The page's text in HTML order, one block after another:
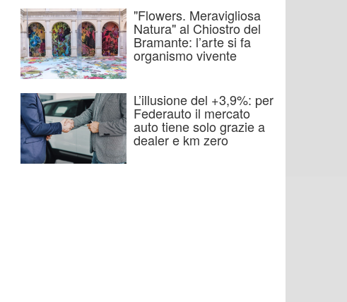
"Flowers. Meravigliosa
Natura" al Chiostro del
Bramante: l’arte si fa
organismo vivente
L’illusione del +3,9%: per
Federauto il mercato
auto tiene solo grazie a
dealer e km zero